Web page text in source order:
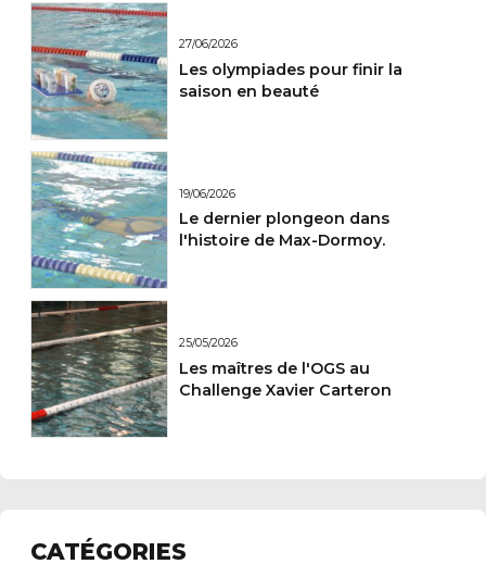
27/06/2026
Les olympiades pour finir la
saison en beauté
19/06/2026
Le dernier plongeon dans
l'histoire de Max-Dormoy.
25/05/2026
Les maîtres de l'OGS au
Challenge Xavier Carteron
CATÉGORIES